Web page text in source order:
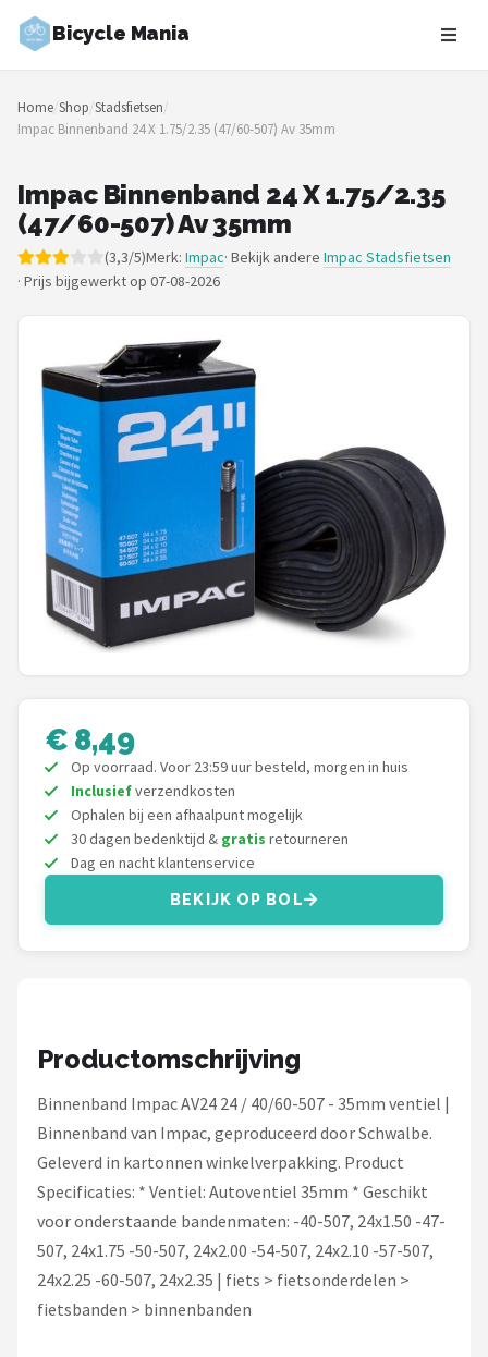
Bicycle Mania
Zoeken
NAVIGATIE
Merken
Blog
Fietsroutes
Kinderfietsen
Stadsfietsen
Elektrische fietsen
Mountainbikes
Shop
POPULAIRE MERKEN
ABUS
AXA
New Looxs
BBB Cycling
Cortina
Alle merken →
Home/Shop/Stadsfietsen/
Impac Binnenband 24 X 1.75/2.35 (47/60-507) Av 35mm
Impac Binnenband 24 X 1.75/2.35
(47/60-507) Av 35mm
(3,3/5)Merk: Impac· Bekijk andere Impac Stadsfietsen
· Prijs bijgewerkt op 07-08-2026
€ 8,49
Op voorraad. Voor 23:59 uur besteld, morgen in huis
Inclusiefverzendkosten
Ophalen bij een afhaalpunt mogelijk
30 dagen bedenktijd & gratis retourneren
Dag en nacht klantenservice
BEKIJK OP BOL
Productomschrijving
Binnenband Impac AV24 24 / 40/60-507 - 35mm ventiel |
Binnenband van Impac, geproduceerd door Schwalbe.
Geleverd in kartonnen winkelverpakking. Product
Specificaties: * Ventiel: Autoventiel 35mm * Geschikt
voor onderstaande bandenmaten: -40-507, 24x1.50 -47-
507, 24x1.75 -50-507, 24x2.00 -54-507, 24x2.10 -57-507,
24x2.25 -60-507, 24x2.35 | fiets > fietsonderdelen >
fietsbanden > binnenbanden